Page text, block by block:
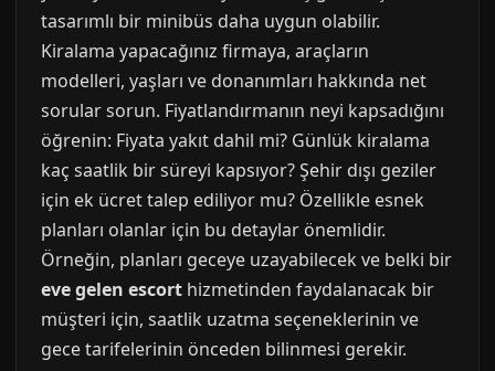
tasarımlı bir minibüs daha uygun olabilir.
Kiralama yapacağınız firmaya, araçların
modelleri, yaşları ve donanımları hakkında net
sorular sorun. Fiyatlandırmanın neyi kapsadığını
öğrenin: Fiyata yakıt dahil mi? Günlük kiralama
kaç saatlik bir süreyi kapsıyor? Şehir dışı geziler
için ek ücret talep ediliyor mu? Özellikle esnek
planları olanlar için bu detaylar önemlidir.
Örneğin, planları geceye uzayabilecek ve belki bir
eve gelen escort hizmetinden faydalanacak bir
müşteri için, saatlik uzatma seçeneklerinin ve
gece tarifelerinin önceden bilinmesi gerekir.